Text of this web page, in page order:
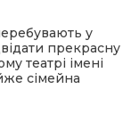
у
прекрасну
театрі імені
сімейна